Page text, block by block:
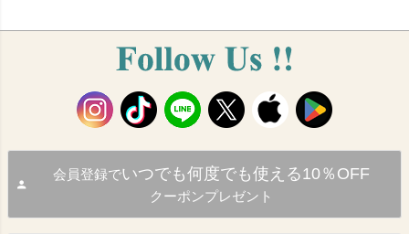
会員登録でいつでも何度でも使える10％OFF
クーポンプレゼント